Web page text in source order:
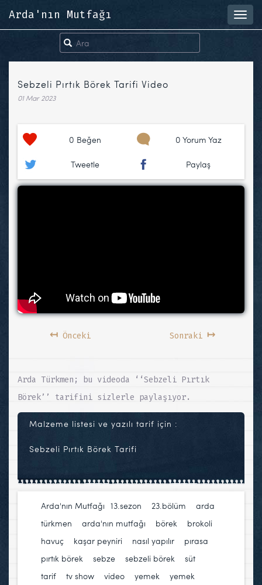
Arda'nın Mutfağı
Sebzeli Pırtık Börek Tarifi Video
01 Mar 2023
0 Beğen 0 Yorum Yaz
Tweetle Paylaş
↤Önceki Sonraki ↦
Arda Türkmen; bu videoda ‘‘Sebzeli Pırtık
Börek’’ tarifini sizlerle paylaşıyor.
Malzeme listesi ve yazılı tarif için :
Sebzeli Pırtık Börek Tarifi
Arda'nın Mutfağı 13.sezon 23.bölüm
arda
türkmen
arda'nın mutfağı börek brokoli
havuç
kaşar peyniri nasıl yapılır pırasa
pırtık börek
sebze sebzeli börek süt
tarif
tv show video yemek
yemek